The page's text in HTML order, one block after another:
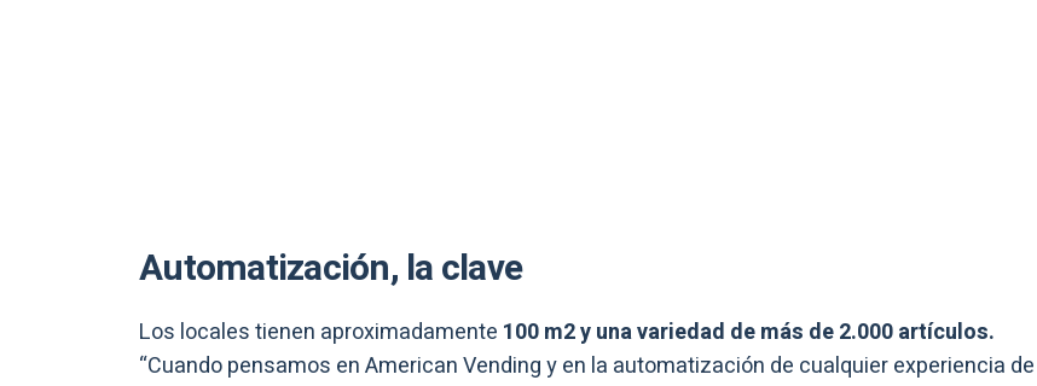
Automatización, la clave
Los locales tienen aproximadamente 100 m2 y una variedad de más de 2.000 artículos.
“Cuando pensamos en American Vending y en la automatización de cualquier experiencia de